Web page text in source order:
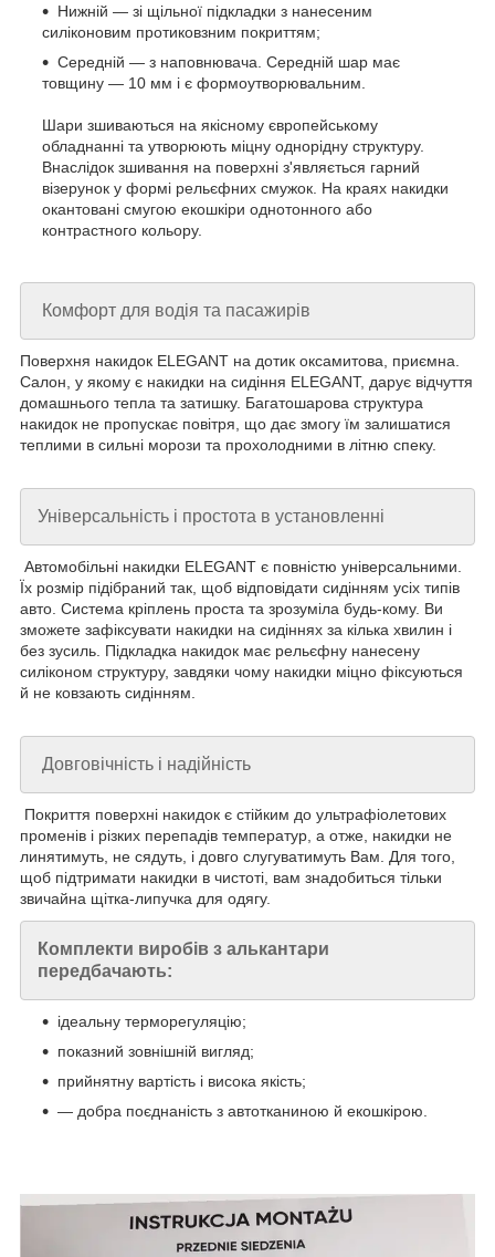
Нижній — зі щільної підкладки з нанесеним
силіконовим протиковзним покриттям;
Середній — з наповнювача. Середній шар має
товщину — 10 мм і є формоутворювальним.
Шари зшиваються на якісному європейському
обладнанні та утворюють міцну однорідну структуру.
Внаслідок зшивання на поверхні з'являється гарний
візерунок у формі рельєфних смужок. На краях накидки
окантовані смугою екошкіри однотонного або
контрастного кольору.
Комфорт для водія та пасажирів
Поверхня накидок ELEGANT на дотик оксамитова, приємна.
Салон, у якому є накидки на сидіння ELEGANT, дарує відчуття
домашнього тепла та затишку. Багатошарова структура
накидок не пропускає повітря, що дає змогу їм залишатися
теплими в сильні морози та прохолодними в літню спеку.
Універсальність і простота в установленні
Автомобільні накидки ELEGANT є повністю універсальними.
Їх розмір підібраний так, щоб відповідати сидінням усіх типів
авто. Система кріплень проста та зрозуміла будь-кому. Ви
зможете зафіксувати накидки на сидіннях за кілька хвилин і
без зусиль. Підкладка накидок має рельєфну нанесену
силіконом структуру, завдяки чому накидки міцно фіксуються
й не ковзають сидінням.
Довговічність і надійність
Покриття поверхні накидок є стійким до ультрафіолетових
променів і різких перепадів температур, а отже, накидки не
линятимуть, не сядуть, і довго слугуватимуть Вам. Для того,
щоб підтримати накидки в чистоті, вам знадобиться тільки
звичайна щітка-липучка для одягу.
Комплекти виробів з алькантари
передбачають:
ідеальну терморегуляцію;
показний зовнішній вигляд;
прийнятну вартість і висока якість;
— добра поєднаність з автотканиною й екошкірою.